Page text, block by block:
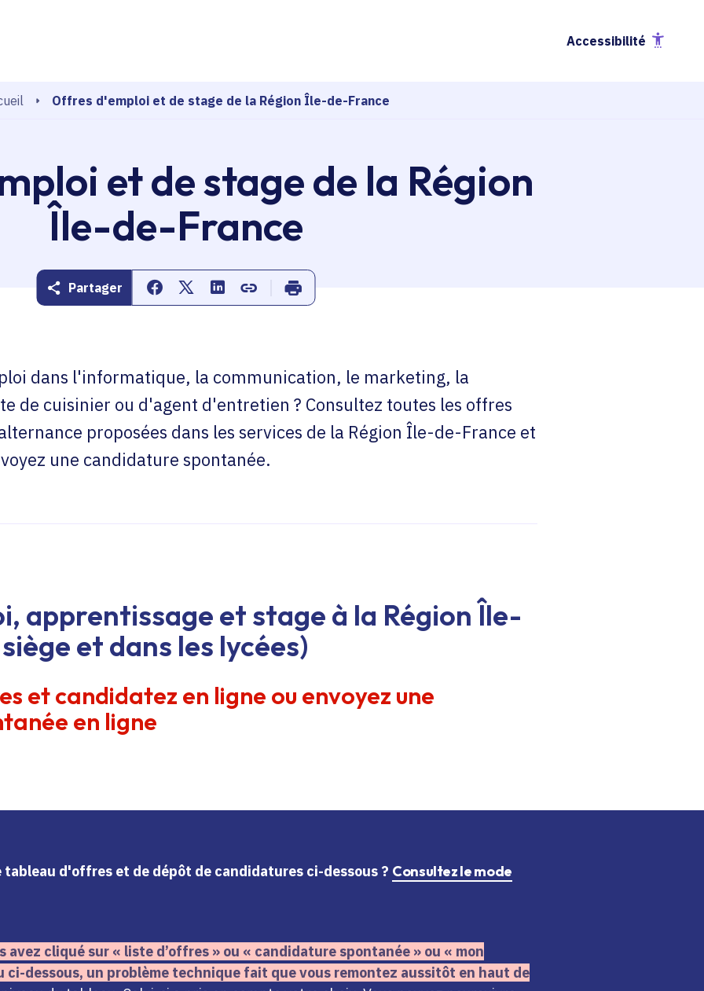
Accessibilité
Offres d'emploi et de stage de la Région Île-de-France
et de stage de la Région
Île-de-France
Partager Partager sur Facebook
Partager sur Twitter
Partager sur Linkedin
Copier dans le presse-papier
Imprimer
dans l'informatique, la communication, le marketing, la
de cuisinier ou d'agent d'entretien ? Consultez toutes les offres
proposées dans les services de la Région Île-de-France et
une candidature spontanée.
apprentissage et stage à la Région Île-
et dans les lycées)
et candidatez en ligne ou envoyez une
en ligne
d'offres et de dépôt de candidatures ci-dessous ? Consultez le mode
cliqué sur « liste d’offres » ou « candidature spontanée » ou « mon
ci-dessous, un problème technique fait que vous remontez aussitôt en haut de